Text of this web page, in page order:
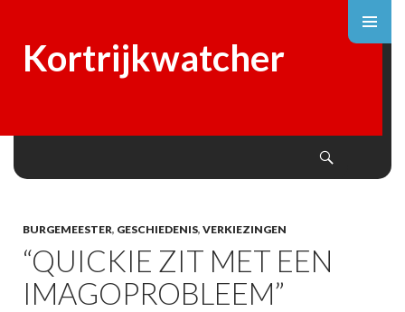
Kortrijkwatcher
BURGEMEESTER, GESCHIEDENIS, VERKIEZINGEN
“QUICKIE ZIT MET EEN
IMAGOPROBLEEM”